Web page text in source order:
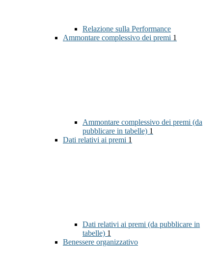
Relazione sulla Performance
Ammontare complessivo dei premi 1
Ammontare complessivo dei premi (da
pubblicare in tabelle) 1
Dati relativi ai premi 1
Dati relativi ai premi (da pubblicare in
tabelle) 1
Benessere organizzativo